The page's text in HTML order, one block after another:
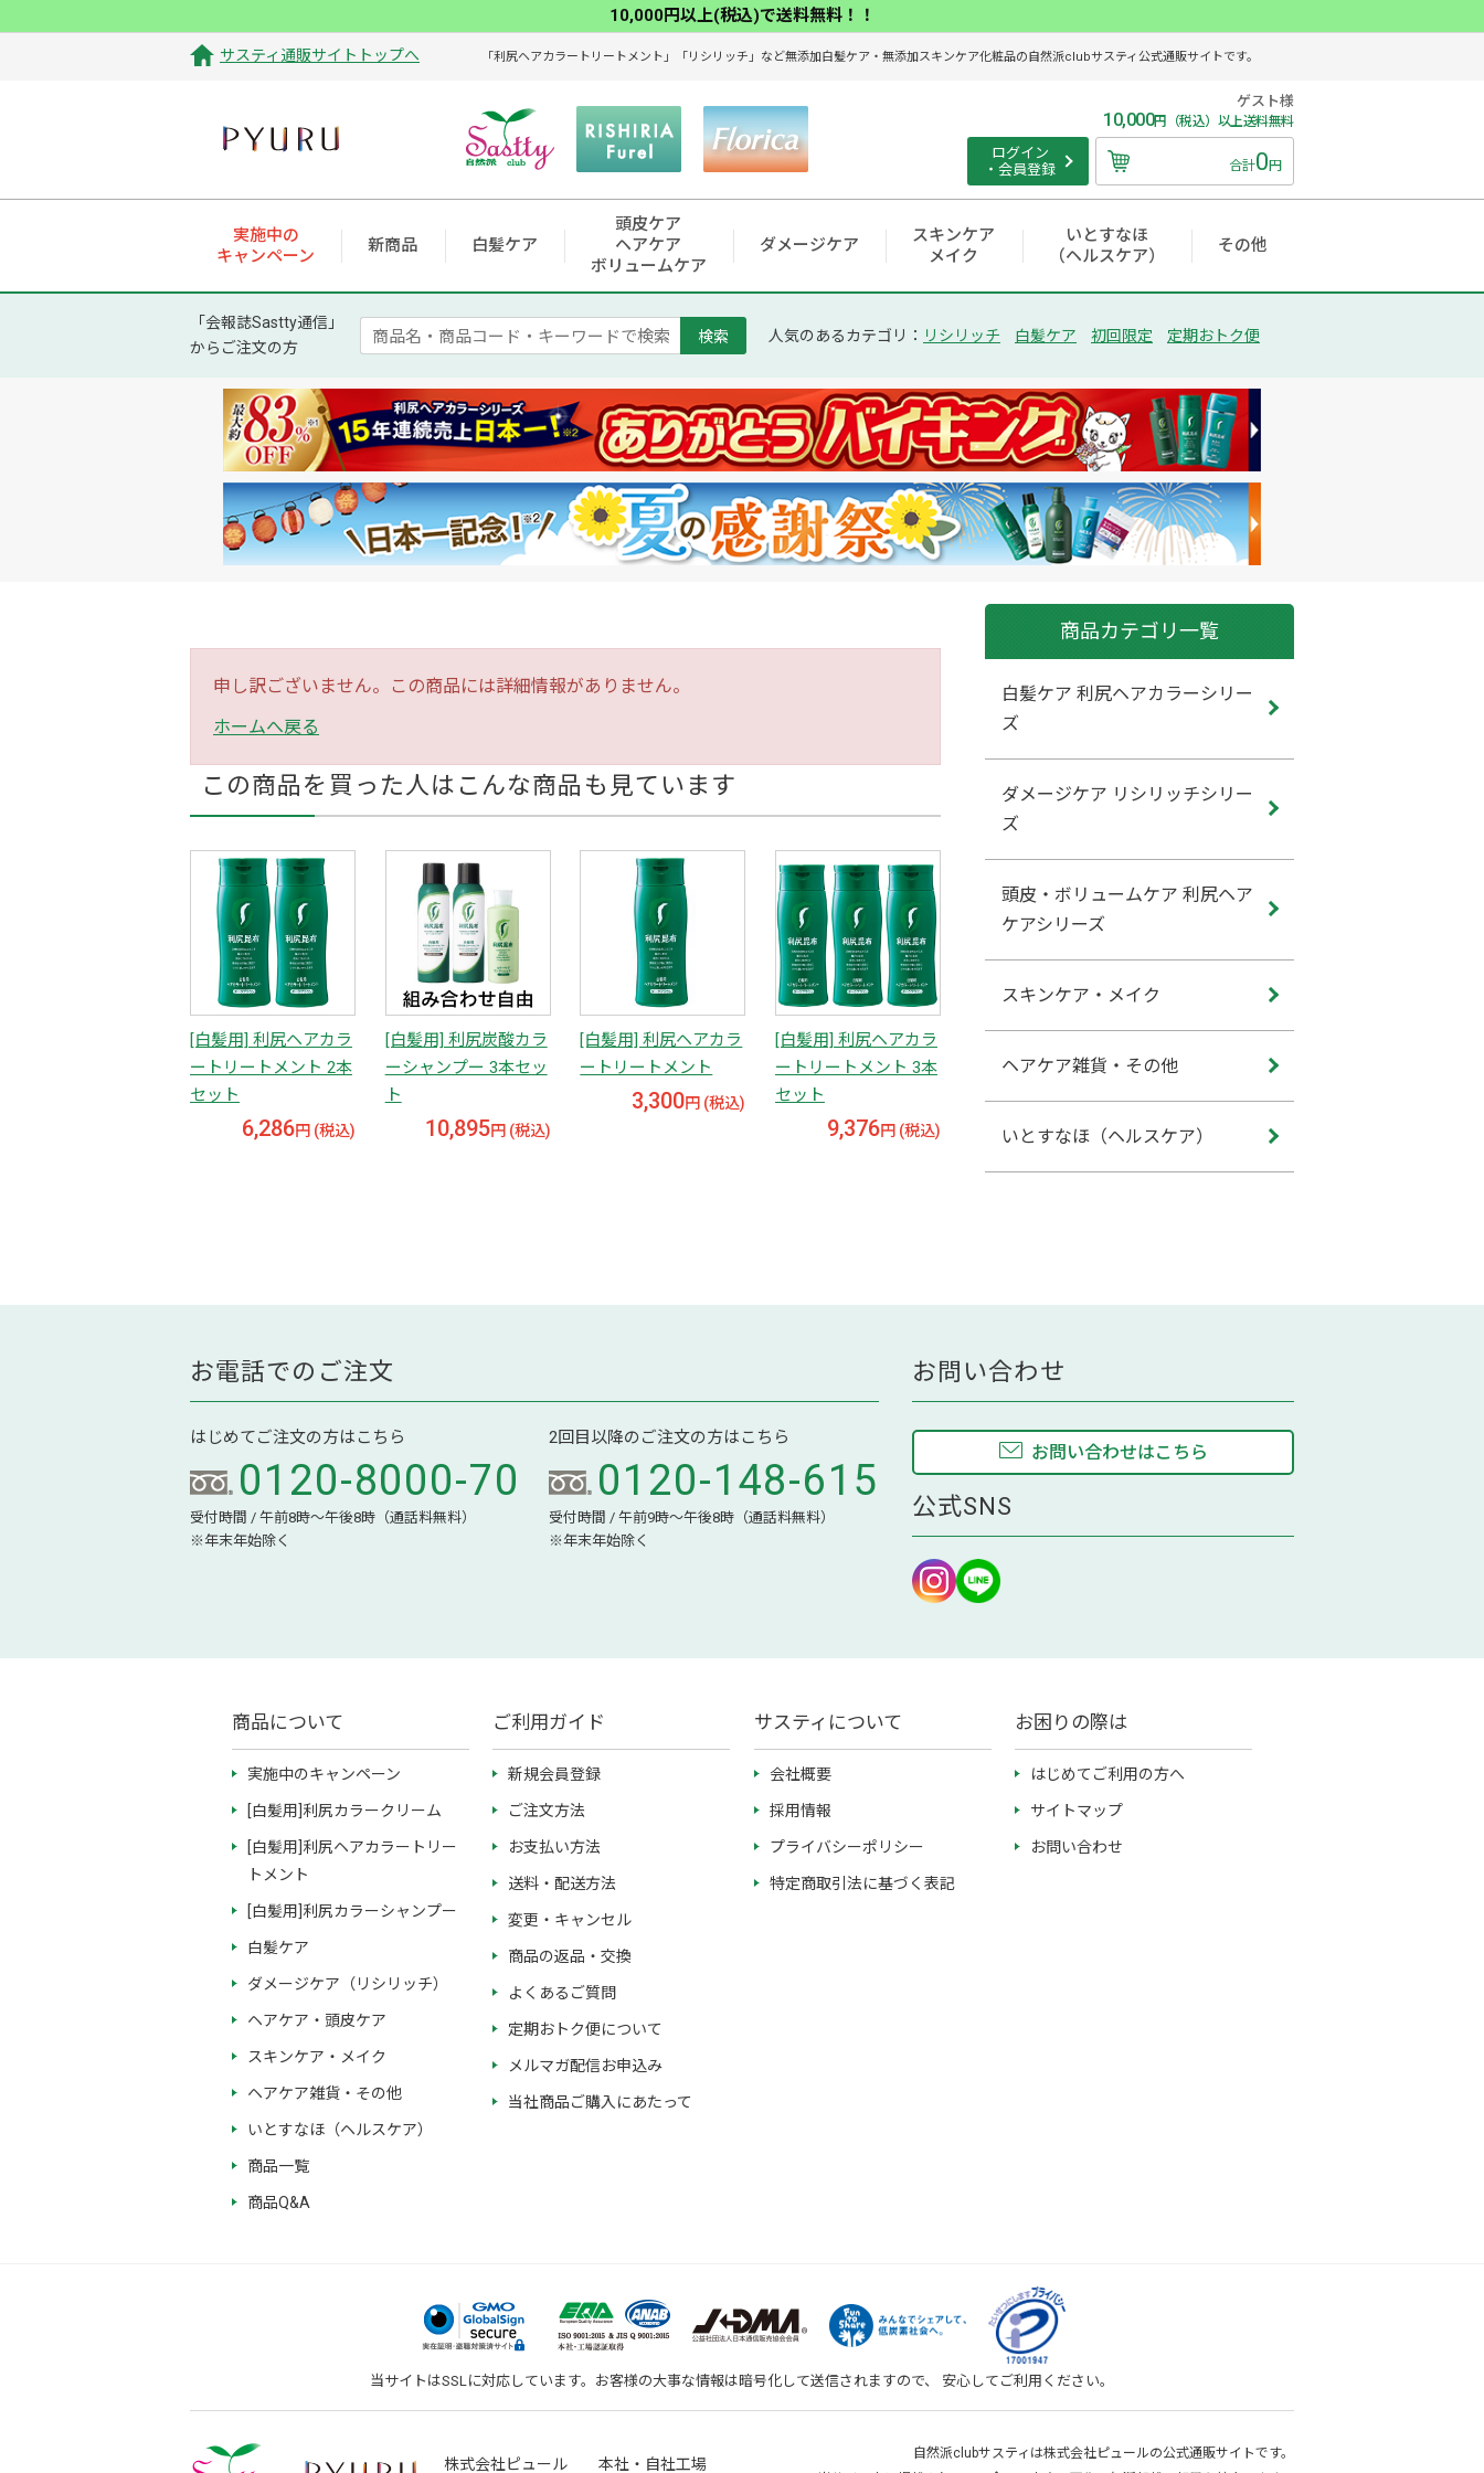
10,000円以上(税込)で送料無料！！
サスティ通販サイトトップへ 「利尻ヘアカラートリートメント」「リシリッチ」など無添加白髪ケア・無添加スキンケア化粧品の自然派clubサスティ公式通販サイトです。
ログイン
・会員登録
ゲスト様
10,000円（税込）以上送料無料
合計0円
実施中の
キャンペーン
新商品 白髪ケア
頭皮ケア
ヘアケア
ボリュームケア
ダメージケア
スキンケア
メイク
いとすなほ
（ヘルスケア）
その他
「会報誌Sastty通信」
からご注文の方
検索 人気のあるカテゴリ： リシリッチ 白髪ケア 初回限定 定期おトク便
申し訳ございません。この商品には詳細情報がありません。
ホームへ戻る
この商品を買った人はこんな商品も見ています
[白髪用] 利尻ヘアカラ
ートリートメント 2本
セット
6,286円 (税込)
[白髪用] 利尻炭酸カラ
ーシャンプー 3本セッ
ト
10,895円 (税込)
[白髪用] 利尻ヘアカラ
ートリートメント
3,300円 (税込)
[白髪用] 利尻ヘアカラ
ートリートメント 3本
セット
9,376円 (税込)
商品カテゴリ一覧
白髪ケア 利尻ヘアカラーシリー
ズ
ダメージケア リシリッチシリー
ズ
頭皮・ボリュームケア 利尻ヘア
ケアシリーズ
スキンケア・メイク
ヘアケア雑貨・その他
いとすなほ（ヘルスケア）
お電話でのご注文
はじめてご注文の方はこちら
0120-8000-70
受付時間 / 午前8時～午後8時（通話料無料）
※年末年始除く
2回目以降のご注文の方はこちら
0120-148-615
受付時間 / 午前9時～午後8時（通話料無料）
※年末年始除く
お問い合わせ
お問い合わせはこちら
公式SNS
商品について
実施中のキャンペーン
[白髪用]利尻カラークリーム
[白髪用]利尻ヘアカラートリー
トメント
[白髪用]利尻カラーシャンプー
白髪ケア
ダメージケア（リシリッチ）
ヘアケア・頭皮ケア
スキンケア・メイク
ヘアケア雑貨・その他
いとすなほ（ヘルスケア）
商品一覧
商品Q&A
ご利用ガイド
新規会員登録
ご注文方法
お支払い方法
送料・配送方法
変更・キャンセル
商品の返品・交換
よくあるご質問
定期おトク便について
メルマガ配信お申込み
当社商品ご購入にあたって
サスティについて
会社概要
採用情報
プライバシーポリシー
特定商取引法に基づく表記
お困りの際は
はじめてご利用の方へ
サイトマップ
お問い合わせ
当サイトはSSLに対応しています。お客様の大事な情報は暗号化して送信されますので、 安心してご利用ください。
株式会社ピュール 本社・自社工場
自然派clubサスティは株式会社ピュールの公式通販サイトです。